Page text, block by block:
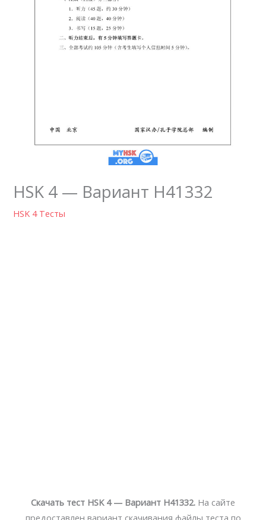
HSK 4 — Вариант H41332
HSK 4 Тесты
Скачать тест HSK 4 — Вариант H41332. На сайте